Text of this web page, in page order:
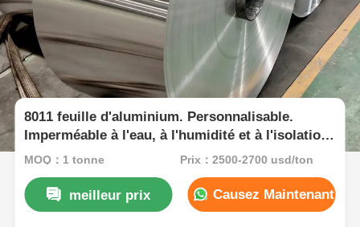
8011 feuille d'aluminium. Personnalisable.
Imperméable à l'eau, à l'humidité et à l'isolation
thermique.
MOQ：1 tonne Prix：2500-2700 usd/ton
meilleur prix Causez Maintenant